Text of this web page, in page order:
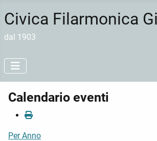
Civica Filarmonica
dal 1903
Calendario eventi
Per Anno